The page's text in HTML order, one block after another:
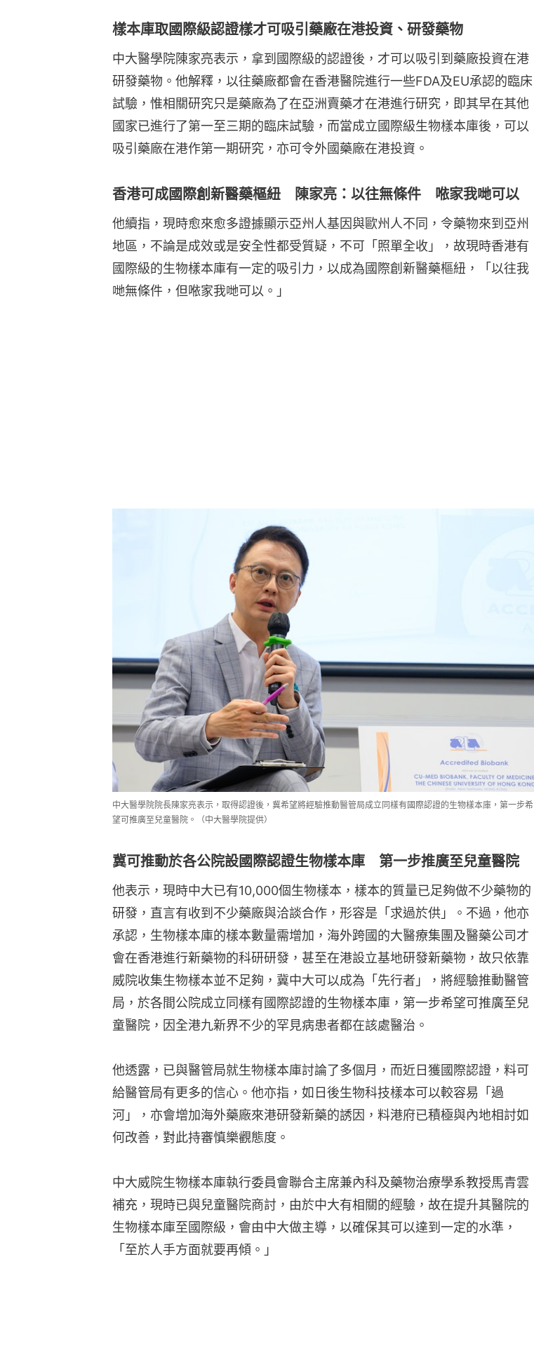
樣本庫取國際級認證樣才可吸引藥廠在港投資、研發藥物
中大醫學院陳家亮表示，拿到國際級的認證後，才可以吸引到藥廠投資在港
研發藥物。他解釋，以往藥廠都會在香港醫院進行一些FDA及EU承認的臨床
試驗，惟相關研究只是藥廠為了在亞洲賣藥才在港進行研究，即其早在其他
國家已進行了第一至三期的臨床試驗，而當成立國際級生物樣本庫後，可以
吸引藥廠在港作第一期研究，亦可令外國藥廠在港投資。
香港可成國際創新醫藥樞紐 陳家亮：以往無條件 𠵱家我哋可以
他續指，現時愈來愈多證據顯示亞州人基因與歐州人不同，令藥物來到亞州
地區，不論是成效或是安全性都受質疑，不可「照單全收」，故現時香港有
國際級的生物樣本庫有一定的吸引力，以成為國際創新醫藥樞紐，「以往我
哋無條件，但𠵱家我哋可以。」
中大醫學院院長陳家亮表示，取得認證後，冀希望將經驗推動醫管局成立同樣有國際認證的生物樣本庫，第一步希
望可推廣至兒童醫院。（中大醫學院提供）
冀可推動於各公院設國際認證生物樣本庫 第一步推廣至兒童醫院
他表示，現時中大已有10,000個生物樣本，樣本的質量已足夠做不少藥物的
研發，直言有收到不少藥廠與洽談合作，形容是「求過於供」。不過，他亦
承認，生物樣本庫的樣本數量需增加，海外跨國的大醫療集團及醫藥公司才
會在香港進行新藥物的科研研發，甚至在港設立基地研發新藥物，故只依靠
威院收集生物樣本並不足夠，冀中大可以成為「先行者」，將經驗推動醫管
局，於各間公院成立同樣有國際認證的生物樣本庫，第一步希望可推廣至兒
童醫院，因全港九新界不少的罕見病患者都在該處醫治。
他透露，已與醫管局就生物樣本庫討論了多個月，而近日獲國際認證，料可
給醫管局有更多的信心。他亦指，如日後生物科技樣本可以較容易「過
河」，亦會增加海外藥廠來港研發新藥的誘因，料港府已積極與內地相討如
何改善，對此持審慎樂觀態度。
中大威院生物樣本庫執行委員會聯合主席兼內科及藥物治療學系教授馬青雲
補充，現時已與兒童醫院商討，由於中大有相關的經驗，故在提升其醫院的
生物樣本庫至國際級，會由中大做主導，以確保其可以達到一定的水準，
「至於人手方面就要再傾。」